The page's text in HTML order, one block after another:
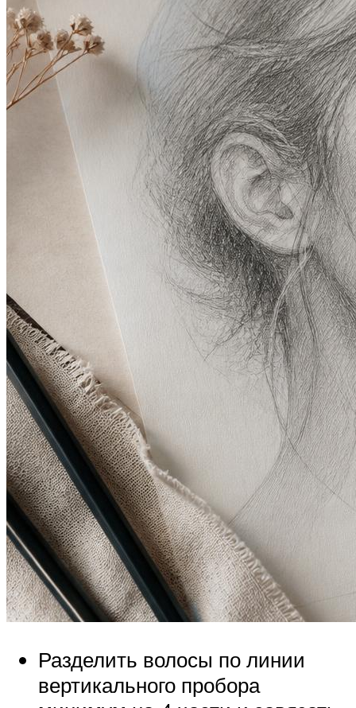
Разделить волосы по линии
вертикального пробора